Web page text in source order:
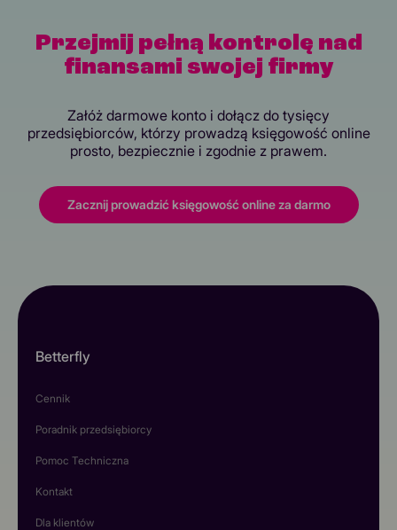
Przejmij pełną kontrolę nad
finansami swojej firmy
Załóż darmowe konto i dołącz do tysięcy
przedsiębiorców, którzy prowadzą księgowość online
prosto, bezpiecznie i zgodnie z prawem.
Zacznij prowadzić księgowość online za darmo
Betterfly
Cennik
Poradnik przedsiębiorcy
Pomoc Techniczna
Kontakt
Dla klientów